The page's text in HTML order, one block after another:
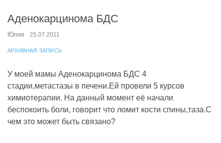
Аденокарцинома БДС
Юлия 25.07.2011
АРХИВНАЯ ЗАПИСЬ
У моей мамы Аденокарцинома БДС 4
стадии,метастазы в печени.Ей провели 5 курсов
химиотерапии. На данный момент её начали
беспокоить боли, говорит что ломит кости спины,таза.С
чем это может быть связано?